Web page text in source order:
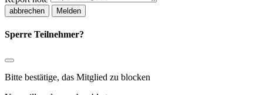
Melden
Sperre Teilnehmer?
Bitte bestätige, das Mitglied zu blocken